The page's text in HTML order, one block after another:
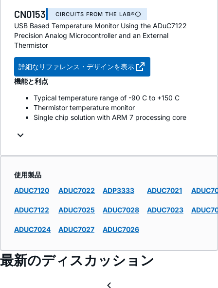
CN0153 CIRCUITS FROM THE LAB®
USB Based Temperature Monitor Using the ADuC7122
Precision Analog Microcontroller and an External
Thermistor
詳細なリファレンス・デザインを表示
機能と利点
Typical temperature range of -90 C to +150 C
Thermistor temperature monitor
Single chip solution with ARM 7 processing core
使用製品
ADUC7120
ADUC7022 ADP3333 ADUC7021
ADUC7122 ADUC7025 ADUC7028 ADUC7023
ADUC7024 ADUC7027 ADUC7026
最新のディスカッション